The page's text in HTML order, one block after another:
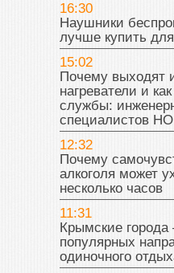
16:30
Наушники
лучше купить
15:02
Почему выходят
нагреватели и
службы:
специалистов
12:32
Почему
алкоголя может
несколько часов
11:31
Крымские
популярных
одиночного